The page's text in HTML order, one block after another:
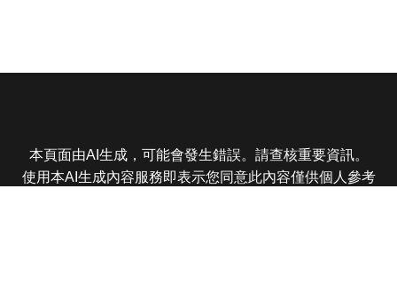
本頁面由AI生成，可能會發生錯誤。請查核重要資訊。
使用本AI生成內容服務即表示您同意此內容僅供個人參考